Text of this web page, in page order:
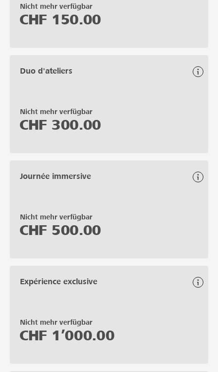
Nicht mehr verfügbar
CHF 150.00
Duo d'ateliers
Nicht mehr verfügbar
CHF 300.00
Journée immersive
Nicht mehr verfügbar
CHF 500.00
Expérience exclusive
Nicht mehr verfügbar
CHF 1’000.00